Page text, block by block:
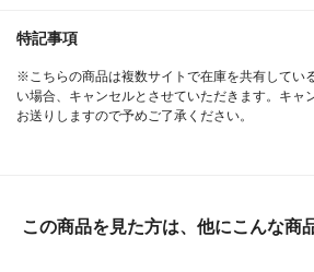
特記事項
※こちらの商品は複数サイトで在庫を共有してい
い場合、キャンセルとさせていただきます。キャ
お送りしますので予めご了承ください。
この商品を見た方は、他にこんな商